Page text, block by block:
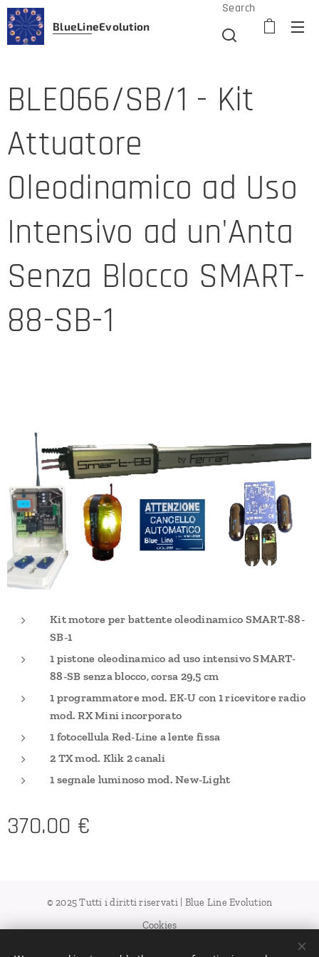
BlueLineEvolution
Search
BLE066/SB/1 - Kit
Attuatore
Oleodinamico ad Uso
Intensivo ad un'Anta
Senza Blocco SMART-
88-SB-1
Kit motore per battente oleodinamico SMART-88-
SB-1
1 pistone oleodinamico ad uso intensivoSMART-
88-SB senza blocco, corsa 29,5 cm
1 programmatore mod. EK-U con 1ricevitore radio
mod. RX Mini incorporato
1 fotocellula Red-Line a lente fissa
2 TX mod. Klik 2 canali
1 segnale luminoso mod. New-Light
370.00 €
© 2025 Tutti i diritti riservati | Blue Line Evolution
Cookies